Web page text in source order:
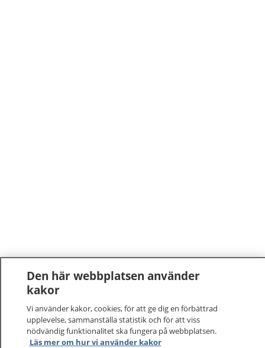
Den här webbplatsen använder
kakor
Vi använder kakor, cookies, för att ge dig en förbättrad
upplevelse, sammanställa statistik och för att viss
nödvändig funktionalitet ska fungera på webbplatsen.
Läs mer om hur vi använder kakor